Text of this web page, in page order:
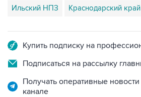
Ильский НПЗ Краснодарский край
Купить подписку на
Подписаться на рассылку
Получать оперативные
канале